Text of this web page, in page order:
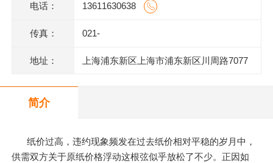
电话： 13611630638
传真： 021-
地址： 上海浦东新区上海市浦东新区川周路7077
简介
纸价过高，违约现象频发在过去纸价相对平稳的岁月中，
供需双方关于原纸价格浮动这根弦似乎放松了不少。正因如